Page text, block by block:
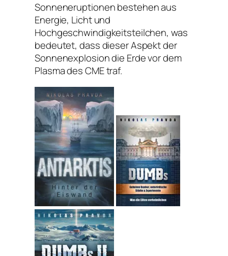
Sonneneruptionen bestehen aus
Energie, Licht und
Hochgeschwindigkeitsteilchen, was
bedeutet, dass dieser Aspekt der
Sonnenexplosion die Erde vor dem
Plasma des CME traf.